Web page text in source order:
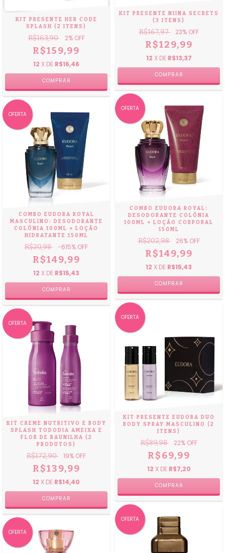
KIT PRESENTE HER CODE
SPLASH (2 ITENS)
R$163,90 2% OFF
R$159,99
12 X DE R$16,46
KIT PRESENTE NIINA SECRETS
(3 ITENS)
R$167,97 23% OFF
R$129,99
12 X DE R$13,37
OFERTA
COMBO EUDORA ROYAL
MASCULINO: DESODORANTE
COLÔNIA 100ML + LOÇÃO
HIDRATANTE 150ML
R$20,98 -615% OFF
R$149,99
12 X DE R$15,43
OFERTA
COMBO EUDORA ROYAL:
DESODORANTE COLÔNIA
100ML + LOÇÃO CORPORAL
150ML
R$202,98 26% OFF
R$149,99
12 X DE R$15,43
OFERTA
KIT CREME NUTRITIVO E BODY
SPLASH TODODIA AMEIXA E
FLOR DE BAUNILHA (2
PRODUTOS)
R$172,90 19% OFF
R$139,99
12 X DE R$14,40
OFERTA
KIT PRESENTE EUDORA DUO
BODY SPRAY MASCULINO (2
ITENS)
R$89,98 22% OFF
R$69,99
12 X DE R$7,20
OFERTA
OFERTA